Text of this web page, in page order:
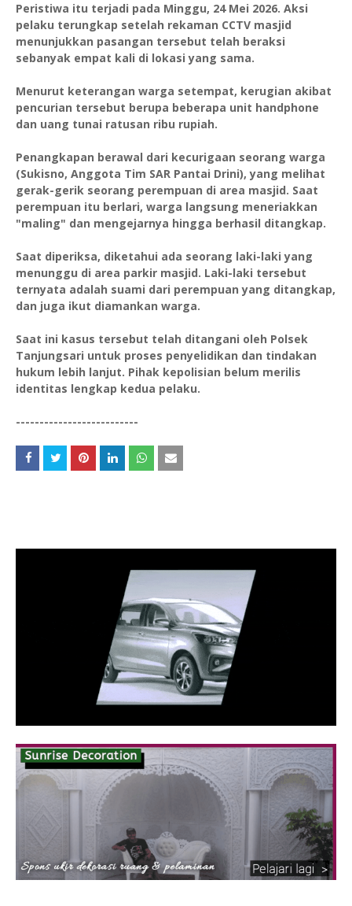
Peristiwa itu terjadi pada Minggu, 24 Mei 2026. Aksi
pelaku terungkap setelah rekaman CCTV masjid
menunjukkan pasangan tersebut telah beraksi
sebanyak empat kali di lokasi yang sama.
Menurut keterangan warga setempat, kerugian akibat
pencurian tersebut berupa beberapa unit handphone
dan uang tunai ratusan ribu rupiah.
Penangkapan berawal dari kecurigaan seorang warga
(Sukisno, Anggota Tim SAR Pantai Drini), yang melihat
gerak-gerik seorang perempuan di area masjid. Saat
perempuan itu berlari, warga langsung meneriakkan
"maling" dan mengejarnya hingga berhasil ditangkap.
Saat diperiksa, diketahui ada seorang laki-laki yang
menunggu di area parkir masjid. Laki-laki tersebut
ternyata adalah suami dari perempuan yang ditangkap,
dan juga ikut diamankan warga.
Saat ini kasus tersebut telah ditangani oleh Polsek
Tanjungsari untuk proses penyelidikan dan tindakan
hukum lebih lanjut. Pihak kepolisian belum merilis
identitas lengkap kedua pelaku.
--------------------------